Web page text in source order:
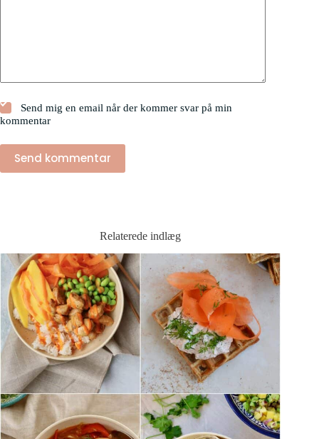
Send mig en email når der kommer svar på min
kommentar
Send kommentar
Relaterede indlæg